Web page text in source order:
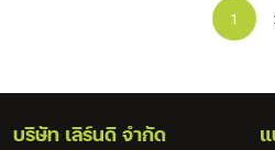
1
บริษัท เลิร์นดิ จำกัด